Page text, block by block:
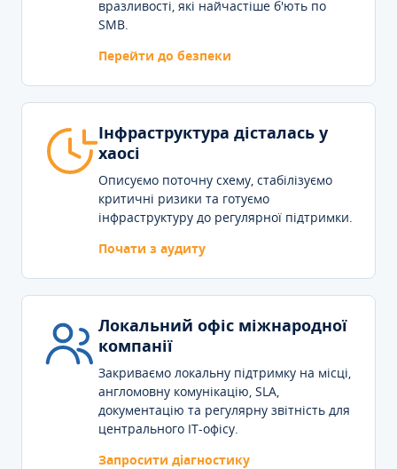
вразливості, які найчастіше б'ють по
SMB.
Перейти до безпеки
Інфраструктура дісталась у
хаосі
Описуємо поточну схему, стабілізуємо
критичні ризики та готуємо
інфраструктуру до регулярної підтримки.
Почати з аудиту
Локальний офіс міжнародної
компанії
Закриваємо локальну підтримку на місці,
англомовну комунікацію, SLA,
документацію та регулярну звітність для
центрального IT-офісу.
Запросити діагностику